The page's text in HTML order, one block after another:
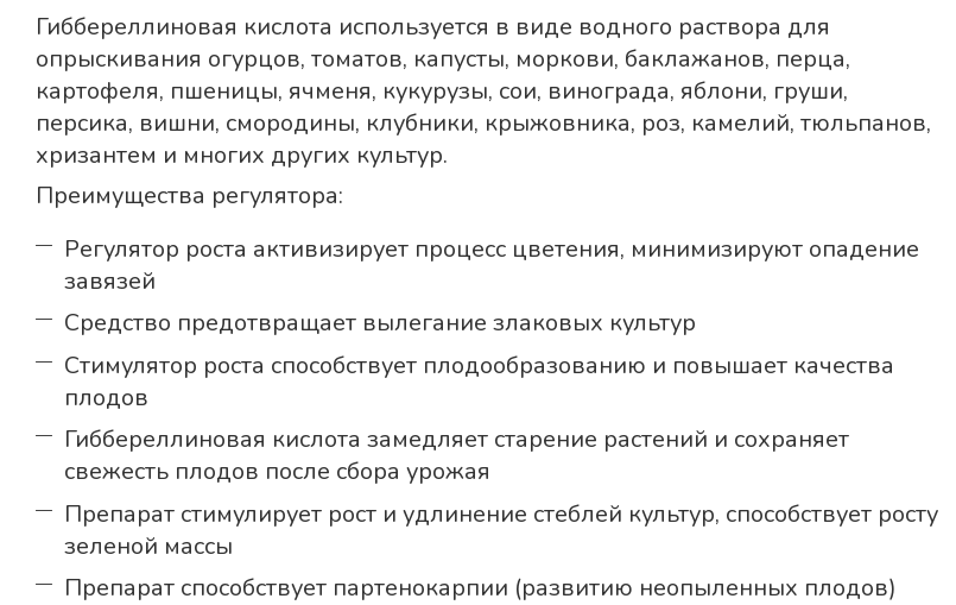
Гиббереллиновая кислота используется в виде водного раствора для
опрыскивания огурцов, томатов, капусты, моркови, баклажанов, перца,
картофеля, пшеницы, ячменя, кукурузы, сои, винограда, яблони, груши,
персика, вишни, смородины, клубники, крыжовника, роз, камелий, тюльпанов,
хризантем и многих других культур.
Преимущества регулятора:
Регулятор роста активизирует процесс цветения, минимизируют опадение
завязей
Средство предотвращает вылегание злаковых культур
Стимулятор роста способствует плодообразованию и повышает качества
плодов
Гиббереллиновая кислота замедляет старение растений и сохраняет
свежесть плодов после сбора урожая
Препарат стимулирует рост и удлинение стеблей культур, способствует росту
зеленой массы
Препарат способствует партенокарпии (развитию неопыленных плодов)